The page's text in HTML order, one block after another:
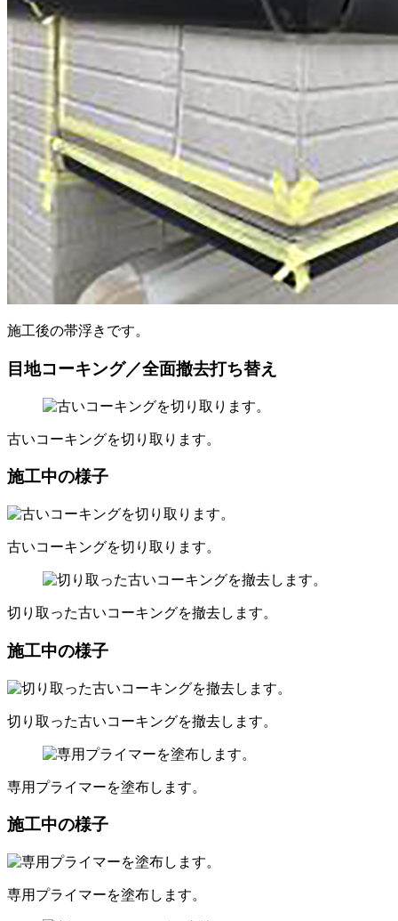
施工後の帯浮きです。
目地コーキング／全面撤去打ち替え
古いコーキングを切り取ります。
施工中の様子
古いコーキングを切り取ります。
切り取った古いコーキングを撤去します。
施工中の様子
切り取った古いコーキングを撤去します。
専用プライマーを塗布します。
施工中の様子
専用プライマーを塗布します。